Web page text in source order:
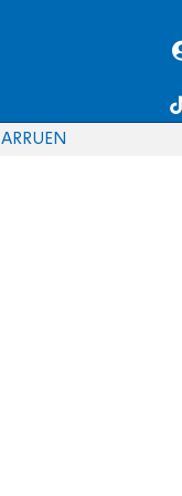
EN
RU
AR